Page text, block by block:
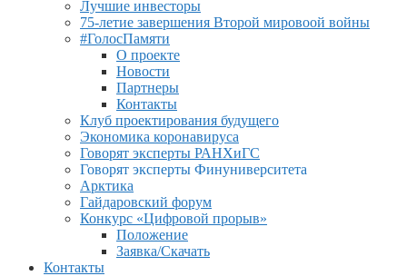
Лучшие инвесторы
75-летие завершения Второй мировоой войны
#ГолосПамяти
О проекте
Новости
Партнеры
Контакты
Клуб проектирования будущего
Экономика коронавируса
Говорят эксперты РАНХиГС
Говорят эксперты Финуниверситета
Арктика
Гайдаровский форум
Конкурс «Цифровой прорыв»
Положение
Заявка/Скачать
Контакты